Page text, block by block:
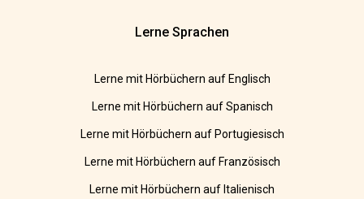
Lerne Sprachen
Lerne mit Hörbüchern auf Englisch
Lerne mit Hörbüchern auf Spanisch
Lerne mit Hörbüchern auf Portugiesisch
Lerne mit Hörbüchern auf Französisch
Lerne mit Hörbüchern auf Italienisch